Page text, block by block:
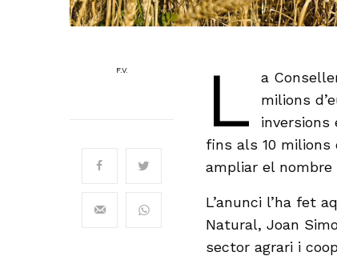
F.V. L
a
milions
inversions
fins als 10 milions
ampliar el
L’anunci l’ha fet
Natural, Joan
sector agrari i